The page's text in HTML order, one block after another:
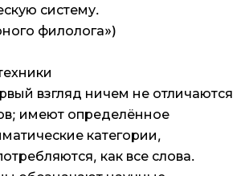
систему.
филолога»)
взгляд ничем не отличаются
имеют определённое
категории,
как все слова.